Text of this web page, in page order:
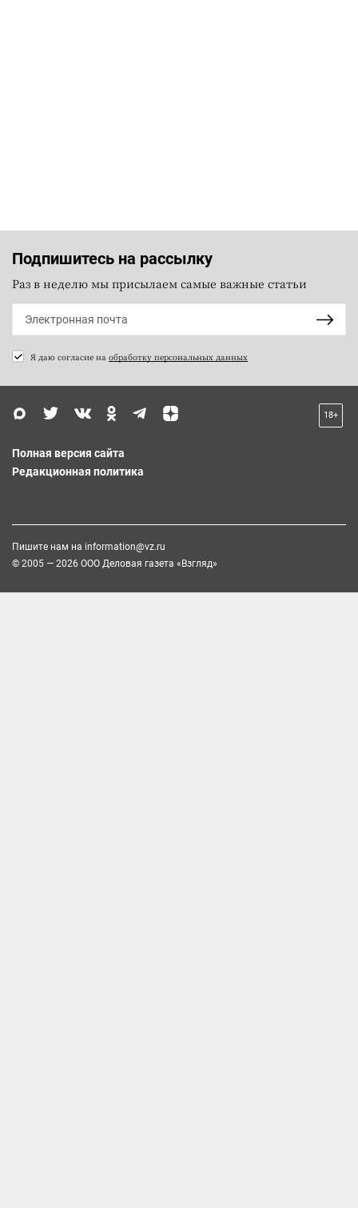
Подпишитесь на рассылку
Раз в неделю мы присылаем самые важные статьи
Я даю согласие на обработку персональных данных
18+
Полная версия сайта
Редакционная политика
Пишите нам на information@vz.ru
© 2005 — 2026 ООО Деловая газета «Взгляд»